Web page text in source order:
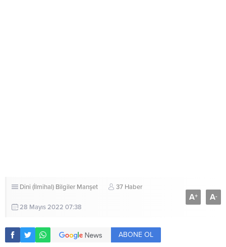
Dini (İlmihal) Bilgiler Manşet 37 Haber
28 Mayıs 2022 07:38
A+ A-
ABONE OL